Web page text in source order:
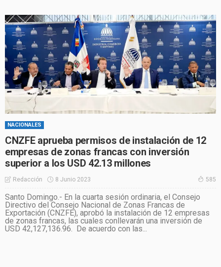
NACIONALES
CNZFE aprueba permisos de instalación de 12
empresas de zonas francas con inversión
superior a los USD 42.13 millones
Redacción 8 Junio 2023 585
Santo Domingo.- En la cuarta sesión ordinaria, el Consejo
Directivo del Consejo Nacional de Zonas Francas de
Exportación (CNZFE), aprobó la instalación de 12 empresas
de zonas francas, las cuales conllevarán una inversión de
USD 42,127,136.96. De acuerdo con las...